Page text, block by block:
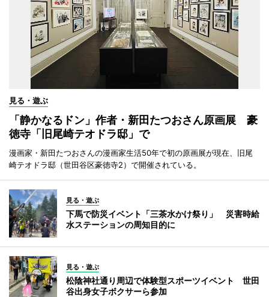
見る・遊ぶ
「静かなるドン」作者・新田たつおさん原画展 豪
徳寺「旧尾崎テオドラ邸」で
漫画家・新田たつおさんの漫画家生活50年で初の原画展が現在、旧尾
崎テオドラ邸（世田谷区豪徳寺2）で開催されている。
見る・遊ぶ
下馬で防災イベント「三茶水かけ祭り」 災害時給
水ステーションの周知目的に
見る・遊ぶ
松陰神社通り周辺で体験型スポーツイベント 世田
谷出身女子ボクサーら参加